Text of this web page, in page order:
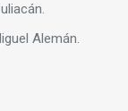
Alemán.